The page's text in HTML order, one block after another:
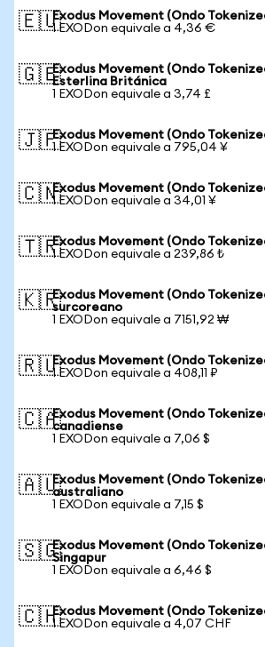
🇪🇺Exodus Movement (Ondo
1 EXODon equivale a 4,36 €
🇬🇧Exodus Movement (Ondo
Esterlina Británica
1 EXODon equivale a 3,74 £
🇯🇵Exodus Movement (Ondo
1 EXODon equivale a 795,04 ¥
🇨🇳Exodus Movement (Ondo
1 EXODon equivale a 34,01 ¥
🇹🇷Exodus Movement (Ondo
1 EXODon equivale a 239,86 ₺
🇰🇷Exodus Movement (Ondo
surcoreano
1 EXODon equivale a 7151,92 ₩
🇷🇺Exodus Movement (Ondo
1 EXODon equivale a 408,11 ₽
🇨🇦Exodus Movement (Ondo
canadiense
1 EXODon equivale a 7,06 $
🇦🇺Exodus Movement (Ondo
australiano
1 EXODon equivale a 7,15 $
🇸🇬Exodus Movement (Ondo
Singapur
1 EXODon equivale a 6,46 $
🇨🇭Exodus Movement (Ondo
1 EXODon equivale a 4,07 CHF